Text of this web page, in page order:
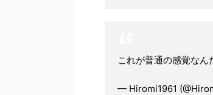
これが普通の感覚なん
— Hiromi1961